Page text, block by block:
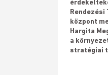
Rendezési
központ
Hargita
a
stratégiai